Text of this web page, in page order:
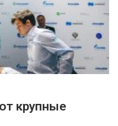
крупные